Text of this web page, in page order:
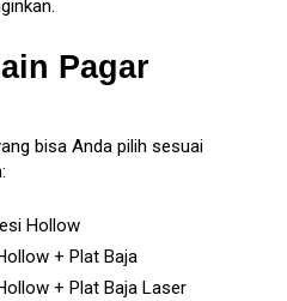
Pagar
bisa Anda pilih sesuai
Hollow
+ Plat Baja
+ Plat Baja Laser